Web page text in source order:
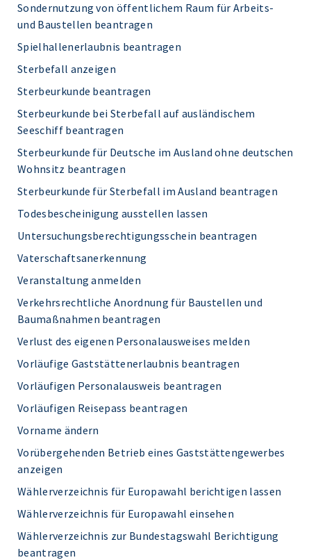
Sondernutzung von öffentlichem Raum für Arbeits-
und Baustellen beantragen
Spielhallenerlaubnis beantragen
Sterbefall anzeigen
Sterbeurkunde beantragen
Sterbeurkunde bei Sterbefall auf ausländischem
Seeschiff beantragen
Sterbeurkunde für Deutsche im Ausland ohne deutschen
Wohnsitz beantragen
Sterbeurkunde für Sterbefall im Ausland beantragen
Todesbescheinigung ausstellen lassen
Untersuchungsberechtigungsschein beantragen
Vaterschaftsanerkennung
Veranstaltung anmelden
Verkehrsrechtliche Anordnung für Baustellen und
Baumaßnahmen beantragen
Verlust des eigenen Personalausweises melden
Vorläufige Gaststättenerlaubnis beantragen
Vorläufigen Personalausweis beantragen
Vorläufigen Reisepass beantragen
Vorname ändern
Vorübergehenden Betrieb eines Gaststättengewerbes
anzeigen
Wählerverzeichnis für Europawahl berichtigen lassen
Wählerverzeichnis für Europawahl einsehen
Wählerverzeichnis zur Bundestagswahl Berichtigung
beantragen